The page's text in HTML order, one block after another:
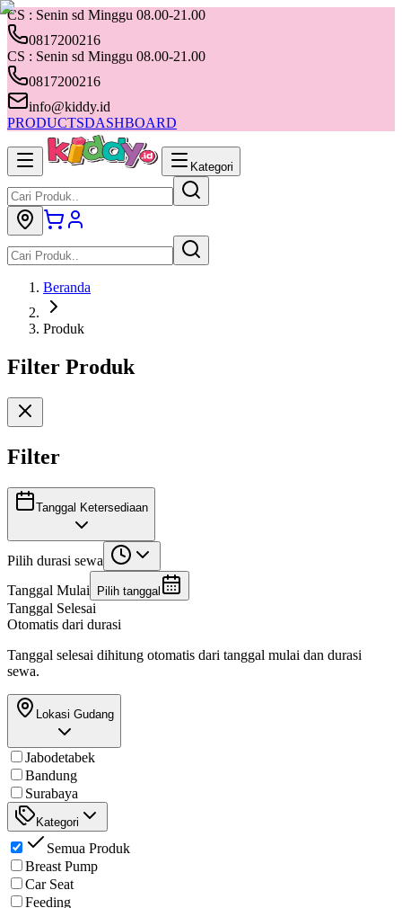
CS : Senin sd Minggu 08.00-21.00
0817200216
CS : Senin sd Minggu 08.00-21.00
0817200216
info@kiddy.id
PRODUCTSDASHBOARD
Kategori
Beranda
Produk
Filter Produk
Filter
Tanggal Ketersediaan
Pilih durasi sewa
Tanggal Mulai
Pilih tanggal
Tanggal Selesai
Otomatis dari durasi
Tanggal selesai dihitung otomatis dari tanggal mulai dan durasi
sewa.
Lokasi Gudang
Jabodetabek
Bandung
Surabaya
Kategori
Semua Produk
Breast Pump
Car Seat
Feeding